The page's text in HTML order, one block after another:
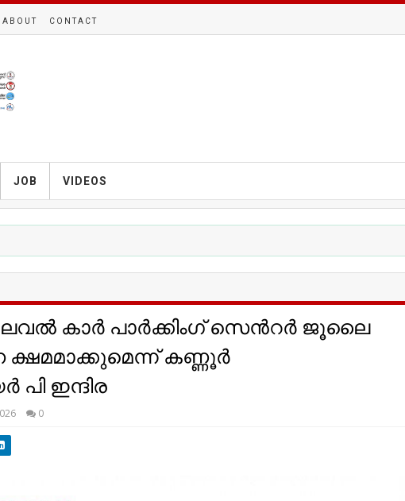
ABOUT CONTACT
JOB VIDEOS
ലെവൽ കാർ പാർക്കിംഗ് സെന്‍റര്‍ ജൂലൈ
ക്ഷമമാക്കുമെന്ന് കണ്ണൂർ
പി ഇന്ദിര
0